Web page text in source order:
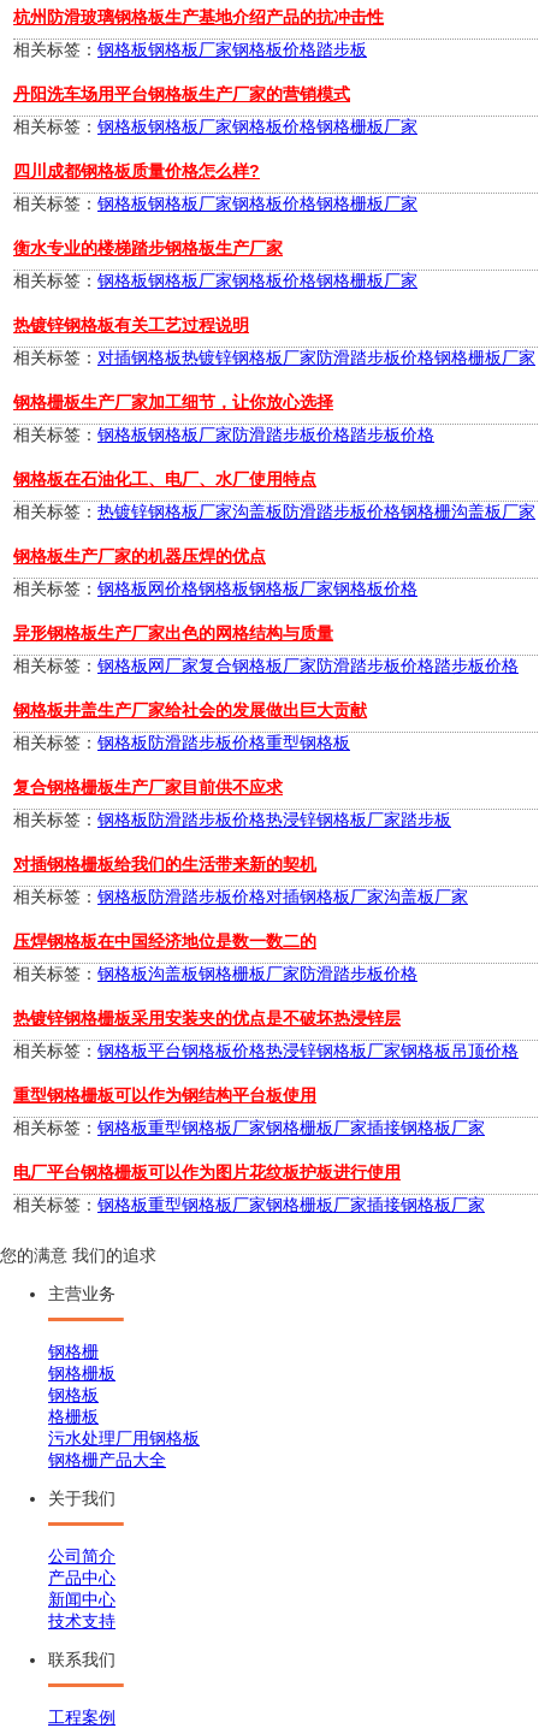
杭州防滑玻璃钢格板生产基地介绍产品的抗冲击性
相关标签： 钢格板钢格板厂家钢格板价格踏步板
丹阳洗车场用平台钢格板生产厂家的营销模式
相关标签： 钢格板钢格板厂家钢格板价格钢格栅板厂家
四川成都钢格板质量价格怎么样?
相关标签： 钢格板钢格板厂家钢格板价格钢格栅板厂家
衡水专业的楼梯踏步钢格板生产厂家
相关标签： 钢格板钢格板厂家钢格板价格钢格栅板厂家
热镀锌钢格板有关工艺过程说明
相关标签： 对插钢格板热镀锌钢格板厂家防滑踏步板价格钢格栅板厂家
钢格栅板生产厂家加工细节，让你放心选择
相关标签： 钢格板钢格板厂家防滑踏步板价格踏步板价格
钢格板在石油化工、电厂、水厂使用特点
相关标签： 热镀锌钢格板厂家沟盖板防滑踏步板价格钢格栅沟盖板厂家
钢格板生产厂家的机器压焊的优点
相关标签： 钢格板网价格钢格板钢格板厂家钢格板价格
异形钢格板生产厂家出色的网格结构与质量
相关标签： 钢格板网厂家复合钢格板厂家防滑踏步板价格踏步板价格
钢格板井盖生产厂家给社会的发展做出巨大贡献
相关标签： 钢格板防滑踏步板价格重型钢格板
复合钢格栅板生产厂家目前供不应求
相关标签： 钢格板防滑踏步板价格热浸锌钢格板厂家踏步板
对插钢格栅板给我们的生活带来新的契机
相关标签： 钢格板防滑踏步板价格对插钢格板厂家沟盖板厂家
压焊钢格板在中国经济地位是数一数二的
相关标签： 钢格板沟盖板钢格栅板厂家防滑踏步板价格
热镀锌钢格栅板采用安装夹的优点是不破坏热浸锌层
相关标签： 钢格板平台钢格板价格热浸锌钢格板厂家钢格板吊顶价格
重型钢格栅板可以作为钢结构平台板使用
相关标签： 钢格板重型钢格板厂家钢格栅板厂家插接钢格板厂家
电厂平台钢格栅板可以作为图片花纹板护板进行使用
相关标签： 钢格板重型钢格板厂家钢格栅板厂家插接钢格板厂家
您的满意 我们的追求
主营业务
钢格栅
钢格栅板
钢格板
格栅板
污水处理厂用钢格板
钢格栅产品大全
关于我们
公司简介
产品中心
新闻中心
技术支持
联系我们
工程案例